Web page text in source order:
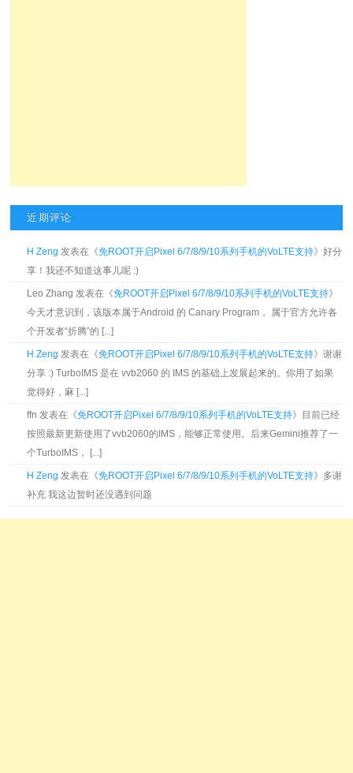
近期评论
H Zeng 发表在《免ROOT开启Pixel 6/7/8/9/10系列手机的VoLTE支持》好分
享！我还不知道这事儿呢 :)
Leo Zhang 发表在《免ROOT开启Pixel 6/7/8/9/10系列手机的VoLTE支持》
今天才意识到，该版本属于Android 的 Canary Program， 属于官方允许各
个开发者“折腾”的 [...]
H Zeng 发表在《免ROOT开启Pixel 6/7/8/9/10系列手机的VoLTE支持》谢谢
分享 :) TurboIMS 是在 vvb2060 的 IMS 的基础上发展起来的。你用了如果
觉得好，麻 [...]
ffn 发表在《免ROOT开启Pixel 6/7/8/9/10系列手机的VoLTE支持》目前已经
按照最新更新使用了vvb2060的IMS，能够正常使用。后来Gemini推荐了一
个TurboIMS， [...]
H Zeng 发表在《免ROOT开启Pixel 6/7/8/9/10系列手机的VoLTE支持》多谢
补充 我这边暂时还没遇到问题